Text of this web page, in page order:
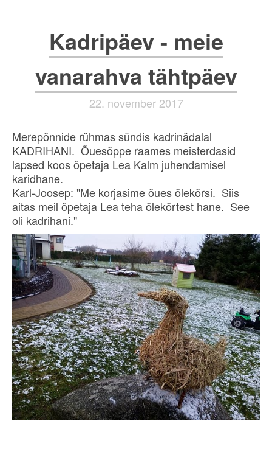
Kadripäev - meie
vanarahva tähtpäev
22. november 2017
Merepõnnide rühmas sündis kadrinädalal
KADRIHANI. Õuesõppe raames meisterdasid
lapsed koos õpetaja Lea Kalm juhendamisel
karidhane.
Karl-Joosep: "Me korjasime õues õlekõrsi. Siis
aitas meil õpetaja Lea teha õlekõrtest hane. See
oli kadrihani."